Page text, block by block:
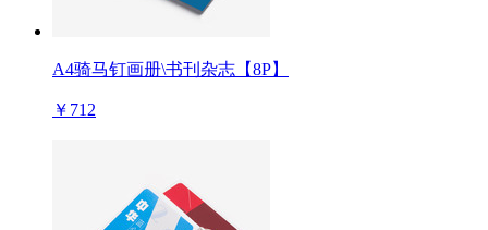
A4骑马钉画册\书刊杂志【8P】
￥712